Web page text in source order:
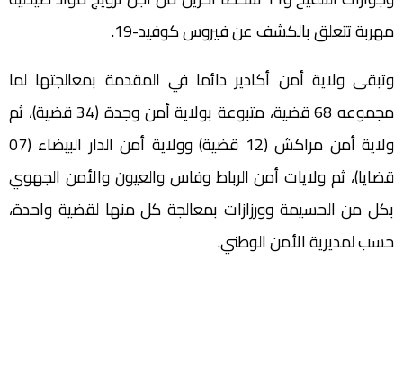
مهربة تتعلق بالكشف عن فيروس كوفيد-19.
وتبقى ولاية أمن أكادير دائما في المقدمة بمعالجتها لما
مجموعه 68 قضية، متبوعة بولاية أمن وجدة (34 قضية)، ثم
ولاية أمن مراكش (12 قضية) وولاية أمن الدار البيضاء (07
قضايا)، ثم ولايات أمن الرباط وفاس والعيون والأمن الجهوي
بكل من الحسيمة وورزازات بمعالجة كل منها لقضية واحدة،
حسب لمديرية الأمن الوطني.